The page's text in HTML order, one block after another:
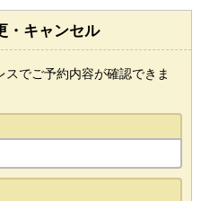
・キャンセル
でご予約内容が確認できま